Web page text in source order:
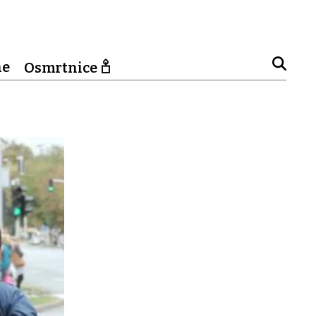
Osmrtnice